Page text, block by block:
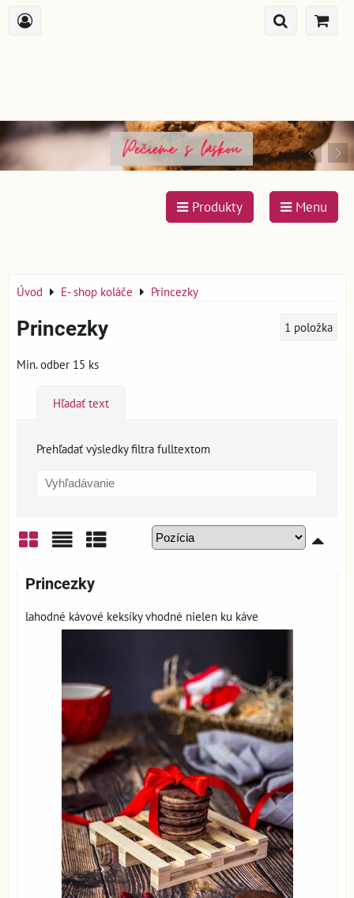
Produkty Menu
Úvod E- shop koláče Princezky
Princezky 1 položka
Min. odber 15 ks
Hľadať text
Prehľadať výsledky filtra fulltextom
Princezky
lahodné kávové keksíky vhodné nielen ku káve